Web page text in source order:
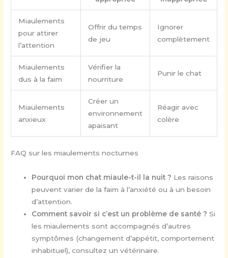
Miaulements
pour attirer
l’attention
Offrir du temps
de jeu
Ignorer
complètement
Miaulements
dus à la faim
Vérifier la
nourriture
Punir le chat
Miaulements
anxieux
Créer un
environnement
apaisant
Réagir avec
colère
FAQ sur les miaulements nocturnes
Pourquoi mon chat miaule-t-il la nuit ? Les raisons
peuvent varier de la faim à l’anxiété ou à un besoin
d’attention.
Comment savoir si c’est un problème de santé ? Si
les miaulements sont accompagnés d’autres
symptômes (changement d’appétit, comportement
inhabituel), consultez un vétérinaire.